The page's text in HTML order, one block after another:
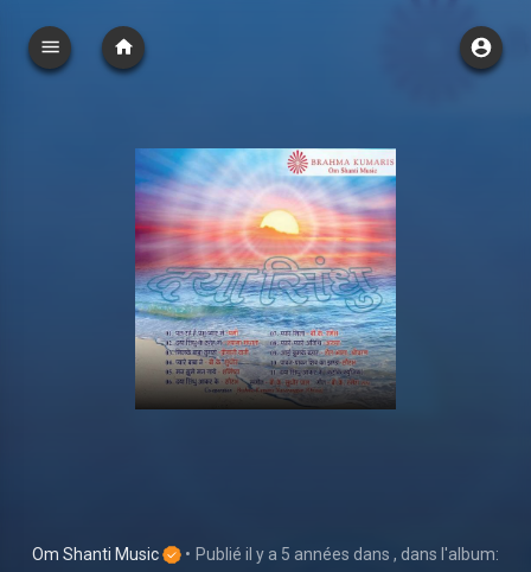
Om Shanti Music • Publié il y a 5 années dans , dans l'album: